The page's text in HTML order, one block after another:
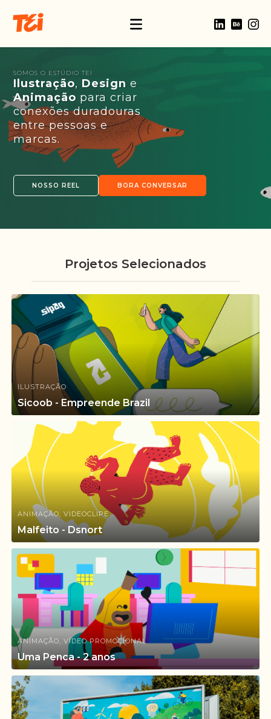
SOMOS O ESTÚDIO TEI
Ilustração, Design e
Animação para criar
conexões duradouras
entre pessoas e
marcas.
NOSSO REEL BORA CONVERSAR
Projetos Selecionados
ILUSTRAÇÃO
Sicoob - Empreende Brazil
ANIMAÇÃO, VIDEOCLIPE
Malfeito - Dsnort
ANIMAÇÃO, VÍDEO PROMOCIONAL
Uma Penca - 2 anos